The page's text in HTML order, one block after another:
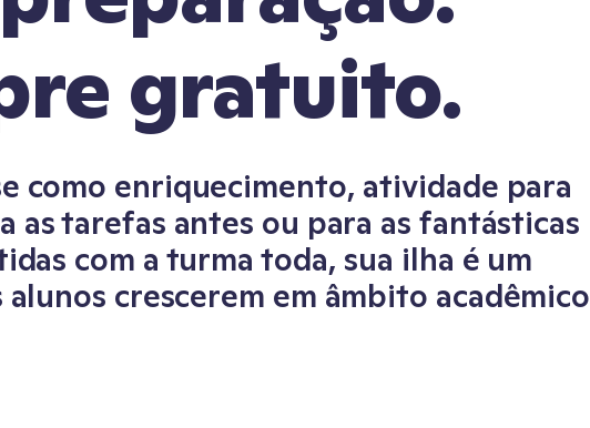
gratuito.
como enriquecimento, atividade para
as tarefas antes ou para as fantásticas
com a turma toda, sua ilha é um
alunos crescerem em âmbito acadêmico